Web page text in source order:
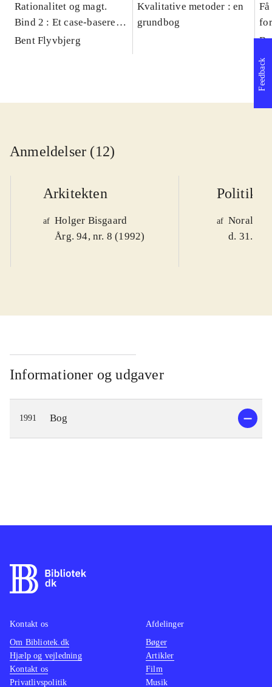
Rationalitet og magt.
Bind 2 : Et case-baseret
studie af planlægning,
Bent Flyvbjerg
Kvalitative metoder : en
grundbog
Anmeldelser (12)
Arkitekten
af Holger Bisgaard
Årg. 94, nr. 8 (1992)
Politiken
af Noralv
d. 31.
Informationer og udgaver
1991 Bog
Feedback
Kontakt os
Om Bibliotek.dk
Hjælp og vejledning
Kontakt os
Privatlivspolitik
Afdelinger
Bøger
Artikler
Film
Musik